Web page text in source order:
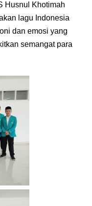
Husnul Khotimah
lagu Indonesia
dan emosi yang
semangat para